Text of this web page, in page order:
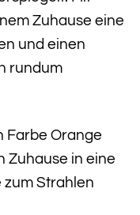
Zuhause eine
und einen
rundum
Farbe Orange
Zuhause in eine
zum Strahlen